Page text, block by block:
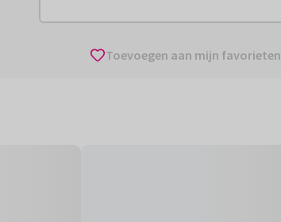
Toevoegen aan mijn favorieten